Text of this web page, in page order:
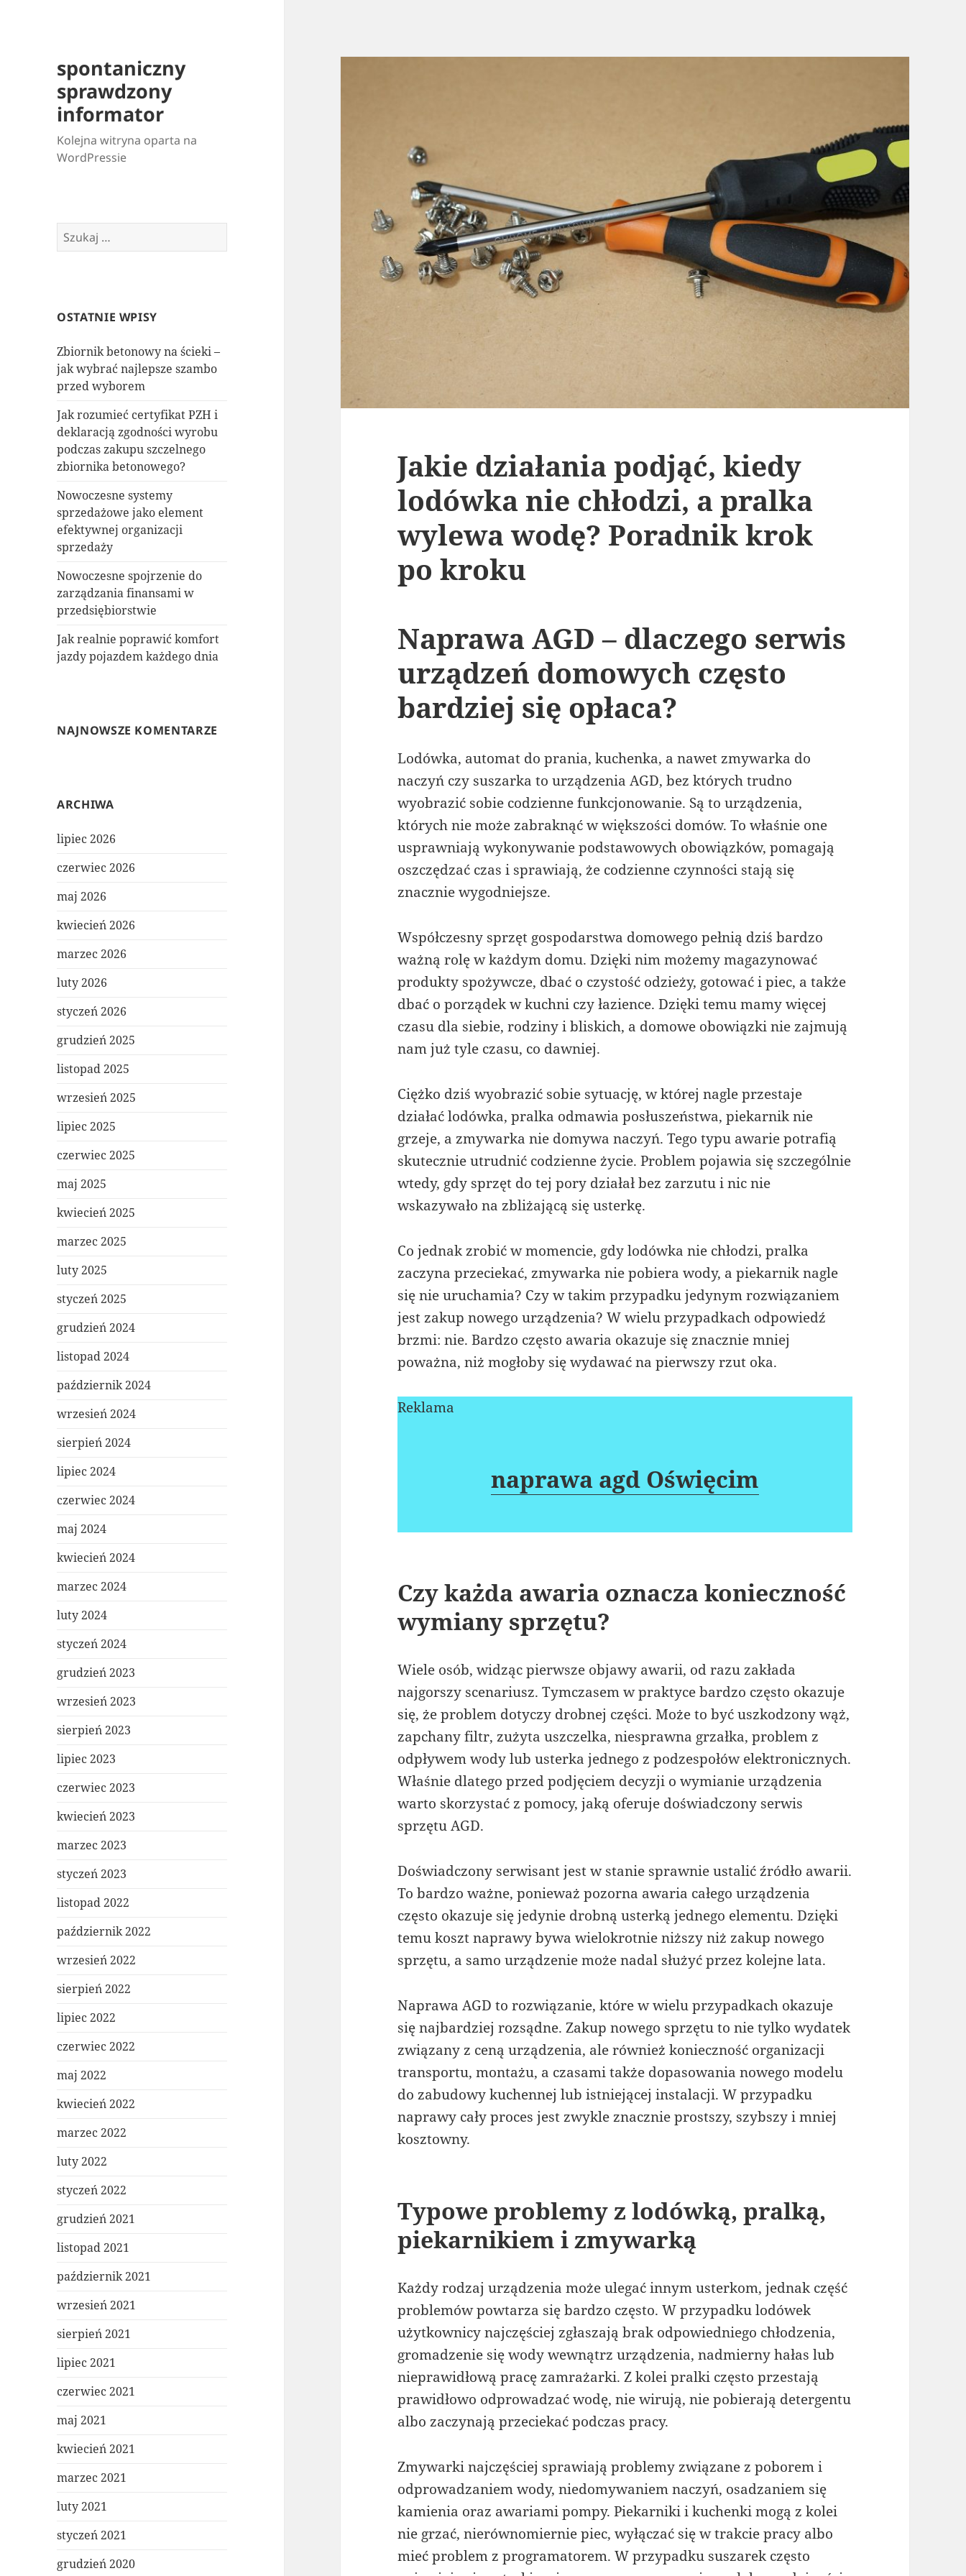
spontaniczny
sprawdzony
informator
Kolejna witryna oparta na
WordPressie
Szukaj:
OSTATNIE WPISY
Zbiornik betonowy na ścieki –
jak wybrać najlepsze szambo
przed wyborem
Jak rozumieć certyfikat PZH i
deklaracją zgodności wyrobu
podczas zakupu szczelnego
zbiornika betonowego?
Nowoczesne systemy
sprzedażowe jako element
efektywnej organizacji
sprzedaży
Nowoczesne spojrzenie do
zarządzania finansami w
przedsiębiorstwie
Jak realnie poprawić komfort
jazdy pojazdem każdego dnia
NAJNOWSZE KOMENTARZE
ARCHIWA
lipiec 2026
czerwiec 2026
maj 2026
kwiecień 2026
marzec 2026
luty 2026
styczeń 2026
grudzień 2025
listopad 2025
wrzesień 2025
lipiec 2025
czerwiec 2025
maj 2025
kwiecień 2025
marzec 2025
luty 2025
styczeń 2025
grudzień 2024
listopad 2024
październik 2024
wrzesień 2024
sierpień 2024
lipiec 2024
czerwiec 2024
maj 2024
kwiecień 2024
marzec 2024
luty 2024
styczeń 2024
grudzień 2023
wrzesień 2023
sierpień 2023
lipiec 2023
czerwiec 2023
kwiecień 2023
marzec 2023
styczeń 2023
listopad 2022
październik 2022
wrzesień 2022
sierpień 2022
lipiec 2022
czerwiec 2022
maj 2022
kwiecień 2022
marzec 2022
luty 2022
styczeń 2022
grudzień 2021
listopad 2021
październik 2021
wrzesień 2021
sierpień 2021
lipiec 2021
czerwiec 2021
maj 2021
kwiecień 2021
marzec 2021
luty 2021
styczeń 2021
grudzień 2020
Jakie działania podjąć, kiedy
lodówka nie chłodzi, a pralka
wylewa wodę? Poradnik krok
po kroku
Naprawa AGD – dlaczego serwis
urządzeń domowych często
bardziej się opłaca?
Lodówka, automat do prania, kuchenka, a nawet zmywarka do
naczyń czy suszarka to urządzenia AGD, bez których trudno
wyobrazić sobie codzienne funkcjonowanie. Są to urządzenia,
których nie może zabraknąć w większości domów. To właśnie one
usprawniają wykonywanie podstawowych obowiązków, pomagają
oszczędzać czas i sprawiają, że codzienne czynności stają się
znacznie wygodniejsze.
Współczesny sprzęt gospodarstwa domowego pełnią dziś bardzo
ważną rolę w każdym domu. Dzięki nim możemy magazynować
produkty spożywcze, dbać o czystość odzieży, gotować i piec, a także
dbać o porządek w kuchni czy łazience. Dzięki temu mamy więcej
czasu dla siebie, rodziny i bliskich, a domowe obowiązki nie zajmują
nam już tyle czasu, co dawniej.
Ciężko dziś wyobrazić sobie sytuację, w której nagle przestaje
działać lodówka, pralka odmawia posłuszeństwa, piekarnik nie
grzeje, a zmywarka nie domywa naczyń. Tego typu awarie potrafią
skutecznie utrudnić codzienne życie. Problem pojawia się szczególnie
wtedy, gdy sprzęt do tej pory działał bez zarzutu i nic nie
wskazywało na zbliżającą się usterkę.
Co jednak zrobić w momencie, gdy lodówka nie chłodzi, pralka
zaczyna przeciekać, zmywarka nie pobiera wody, a piekarnik nagle
się nie uruchamia? Czy w takim przypadku jedynym rozwiązaniem
jest zakup nowego urządzenia? W wielu przypadkach odpowiedź
brzmi: nie. Bardzo często awaria okazuje się znacznie mniej
poważna, niż mogłoby się wydawać na pierwszy rzut oka.
Reklama
naprawa agd Oświęcim
Czy każda awaria oznacza konieczność
wymiany sprzętu?
Wiele osób, widząc pierwsze objawy awarii, od razu zakłada
najgorszy scenariusz. Tymczasem w praktyce bardzo często okazuje
się, że problem dotyczy drobnej części. Może to być uszkodzony wąż,
zapchany filtr, zużyta uszczelka, niesprawna grzałka, problem z
odpływem wody lub usterka jednego z podzespołów elektronicznych.
Właśnie dlatego przed podjęciem decyzji o wymianie urządzenia
warto skorzystać z pomocy, jaką oferuje doświadczony serwis
sprzętu AGD.
Doświadczony serwisant jest w stanie sprawnie ustalić źródło awarii.
To bardzo ważne, ponieważ pozorna awaria całego urządzenia
często okazuje się jedynie drobną usterką jednego elementu. Dzięki
temu koszt naprawy bywa wielokrotnie niższy niż zakup nowego
sprzętu, a samo urządzenie może nadal służyć przez kolejne lata.
Naprawa AGD to rozwiązanie, które w wielu przypadkach okazuje
się najbardziej rozsądne. Zakup nowego sprzętu to nie tylko wydatek
związany z ceną urządzenia, ale również konieczność organizacji
transportu, montażu, a czasami także dopasowania nowego modelu
do zabudowy kuchennej lub istniejącej instalacji. W przypadku
naprawy cały proces jest zwykle znacznie prostszy, szybszy i mniej
kosztowny.
Typowe problemy z lodówką, pralką,
piekarnikiem i zmywarką
Każdy rodzaj urządzenia może ulegać innym usterkom, jednak część
problemów powtarza się bardzo często. W przypadku lodówek
użytkownicy najczęściej zgłaszają brak odpowiedniego chłodzenia,
gromadzenie się wody wewnątrz urządzenia, nadmierny hałas lub
nieprawidłową pracę zamrażarki. Z kolei pralki często przestają
prawidłowo odprowadzać wodę, nie wirują, nie pobierają detergentu
albo zaczynają przeciekać podczas pracy.
Zmywarki najczęściej sprawiają problemy związane z poborem i
odprowadzaniem wody, niedomywaniem naczyń, osadzaniem się
kamienia oraz awariami pompy. Piekarniki i kuchenki mogą z kolei
nie grzać, nierównomiernie piec, wyłączać się w trakcie pracy albo
mieć problem z programatorem. W przypadku suszarek często